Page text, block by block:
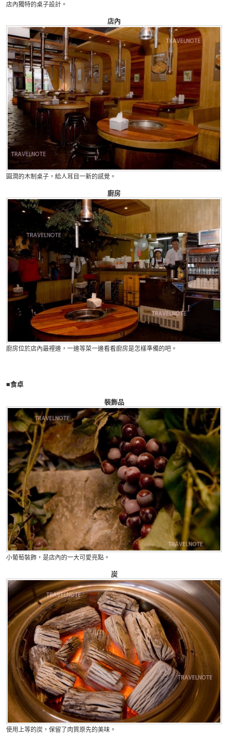
店內獨特的桌子設計。
店內
圓潤的木制桌子，給人耳目一新的感覺。
廚房
廚房位於店內最裡邊，一邊等菜一邊看看廚房是怎樣準備的吧。
■食卓
裝飾品
小葡萄裝飾，是店內的一大可愛亮點。
炭
使用上等的炭，保留了肉質原先的美味。